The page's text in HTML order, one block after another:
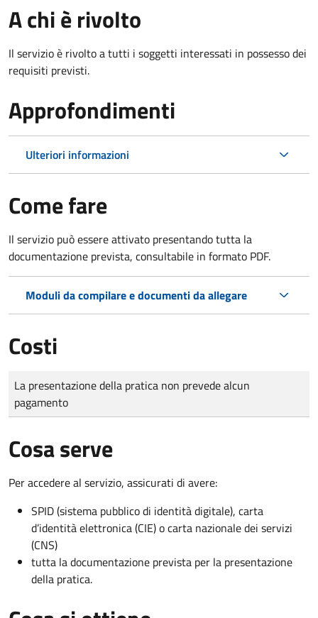
A chi è rivolto
Il servizio è rivolto a tutti i soggetti interessati in possesso dei
requisiti previsti.
Approfondimenti
Ulteriori informazioni
Come fare
Il servizio può essere attivato presentando tutta la
documentazione prevista, consultabile in formato PDF.
Moduli da compilare e documenti da allegare
Costi
Tipo di pagamento
Importo
La presentazione della pratica non prevede alcun
pagamento
Cosa serve
Per accedere al servizio, assicurati di avere:
SPID (sistema pubblico di identità digitale), carta
d’identità elettronica (CIE) o carta nazionale dei servizi
(CNS)
tutta la documentazione prevista per la presentazione
della pratica.